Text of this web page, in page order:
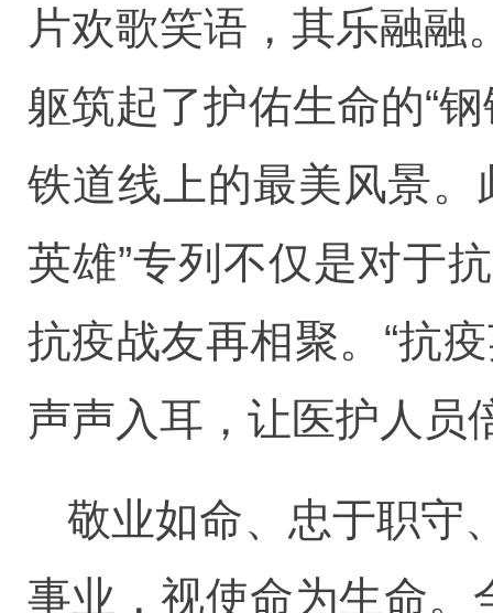
片欢歌笑语，其乐融融
躯筑起了护佑生命的“
铁道线上的最美风景
英雄”专列不仅是对于
抗疫战友再相聚。“抗
声声入耳，让医护人员
敬业如命、忠于职守
事业，视使命为生命。